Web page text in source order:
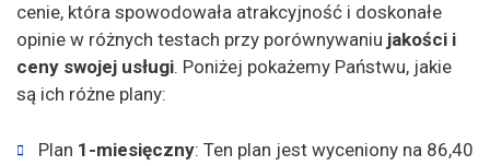
cenie, która spowodowała atrakcyjność i doskonałe
opinie w różnych testach przy porównywaniu jakości i
ceny swojej usługi. Poniżej pokażemy Państwu, jakie
są ich różne plany:
Plan 1-miesięczny: Ten plan jest wyceniony na 86,40